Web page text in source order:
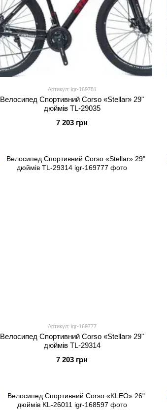
Артикул: igr-169781
Велоcипед Спортивний Corso «Stellar» 29"
дюймів TL-29035
7 203 грн
Артикул: igr-169777
Велоcипед Спортивний Corso «Stellar» 29"
дюймів TL-29314
7 203 грн